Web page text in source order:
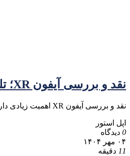
نقد و بررسی آیفون XR؛ تلفیق خلاقیت و فناوری در دنیای موبایل
نقد و بررسی آیفون XR اهمیت زیادی دارد زیرا این مدل به عنوان یک گزینه میان‌رده در لیست گوشی‌های اپل
اپل استور
0 دیدگاه
۰۴ مهر ۱۴۰۴
11 دقیقه